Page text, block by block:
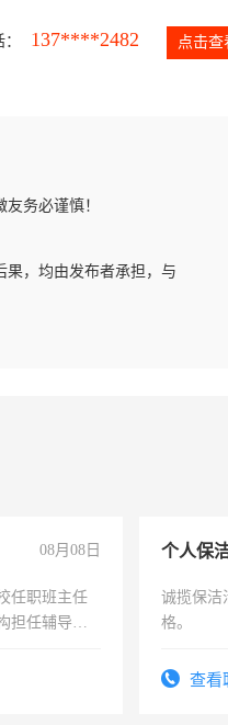
137****2482 点击查
务必谨慎！
果，均由发布者承担，与
08月08日
任职班主任
担任辅导教
个人保
诚揽保洁
格。
查看